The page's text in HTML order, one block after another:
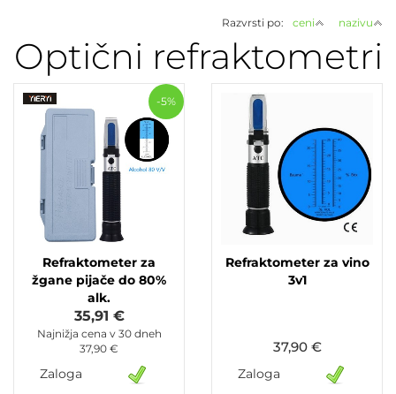
Razvrsti po: ceni nazivu
Optični refraktometri
-5%
Refraktometer za
žgane pijače do 80%
alk.
35,91 €
Najnižja cena v 30 dneh
37,90 €
Zaloga
Refraktometer za vino
3v1
37,90 €
Zaloga